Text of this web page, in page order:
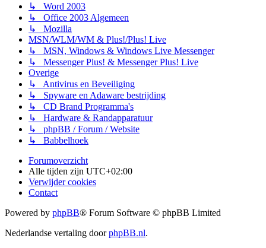
↳ Word 2003
↳ Office 2003 Algemeen
↳ Mozilla
MSN/WLM/WM & Plus!/Plus! Live
↳ MSN, Windows & Windows Live Messenger
↳ Messenger Plus! & Messenger Plus! Live
Overige
↳ Antivirus en Beveiliging
↳ Spyware en Adaware bestrijding
↳ CD Brand Programma's
↳ Hardware & Randapparatuur
↳ phpBB / Forum / Website
↳ Babbelhoek
Forumoverzicht
Alle tijden zijn UTC+02:00
Verwijder cookies
Contact
Powered by phpBB® Forum Software © phpBB Limited
Nederlandse vertaling doorphpBB.nl.